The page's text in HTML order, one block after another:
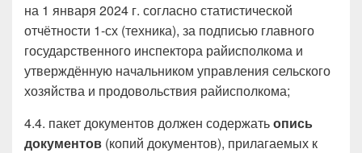
на 1 января 2024 г. согласно статистической
отчётности 1-сх (техника), за подписью главного
государственного инспектора райисполкома и
утверждённую начальником управления сельского
хозяйства и продовольствия райисполкома;
4.4. пакет документов должен содержатьопись
документов (копий документов), прилагаемых к